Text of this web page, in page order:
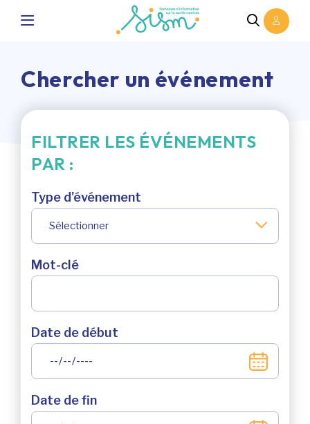
Chercher un événement
FILTRER LES ÉVÉNEMENTS
PAR :
Type d'événement
Sélectionner
Mot-clé
Date de début
Date de fin